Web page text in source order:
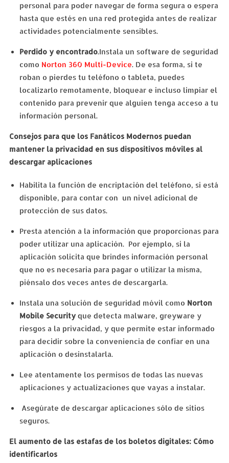
personal para poder navegar de forma segura o espera
hasta que estés en una red protegida antes de realizar
actividades potencialmente sensibles.
Perdido y encontrado.Instala un software de seguridad
como Norton 360 Multi-Device. De esa forma, si te
roban o pierdes tu teléfono o tableta, puedes
localizarlo remotamente, bloquear e incluso limpiar el
contenido para prevenir que alguien tenga acceso a tu
información personal.
Consejos para que los Fanáticos Modernos puedan
mantener la privacidad en sus dispositivos móviles al
descargar aplicaciones
Habilita la función de encriptación del teléfono, si está
disponible, para contar con un nivel adicional de
protección de sus datos.
Presta atención a la información que proporcionas para
poder utilizar una aplicación. Por ejemplo, si la
aplicación solicita que brindes información personal
que no es necesaria para pagar o utilizar la misma,
piénsalo dos veces antes de descargarla.
Instala una solución de seguridad móvil como Norton
Mobile Securityque detecta malware, greyware y
riesgos a la privacidad, y que permite estar informado
para decidir sobre la conveniencia de confiar en una
aplicación o desinstalarla.
Lee atentamente los permisos de todas las nuevas
aplicaciones y actualizaciones que vayas a instalar.
Asegúrate de descargar aplicaciones sólo de sitios
seguros.
El aumento de las estafas de los boletos digitales: Cómo
identificarlos